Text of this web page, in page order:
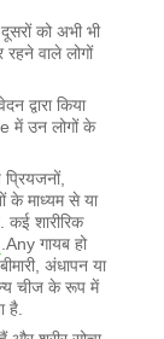
को अभी भी
वाले लोगों
द्वारा किया
में उन लोगों के
के माध्यम से या
शारीरिक
.Any गायब हो
अंधापन या
चीज के रूप में
है.